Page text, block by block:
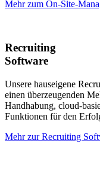
Mehr zum On-Site-
Recruiting
Software
Unsere hauseigene
einen überzeugenden
Handhabung, cloud-
Funktionen für den
Mehr zur Recruiting